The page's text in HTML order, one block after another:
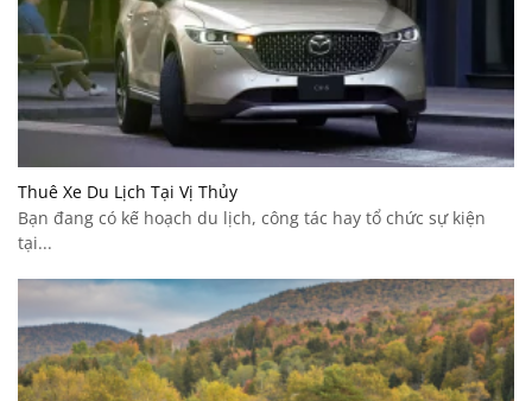
Thuê Xe Du Lịch Tại Vị Thủy
Bạn đang có kế hoạch du lịch, công tác hay tổ chức sự kiện
tại...